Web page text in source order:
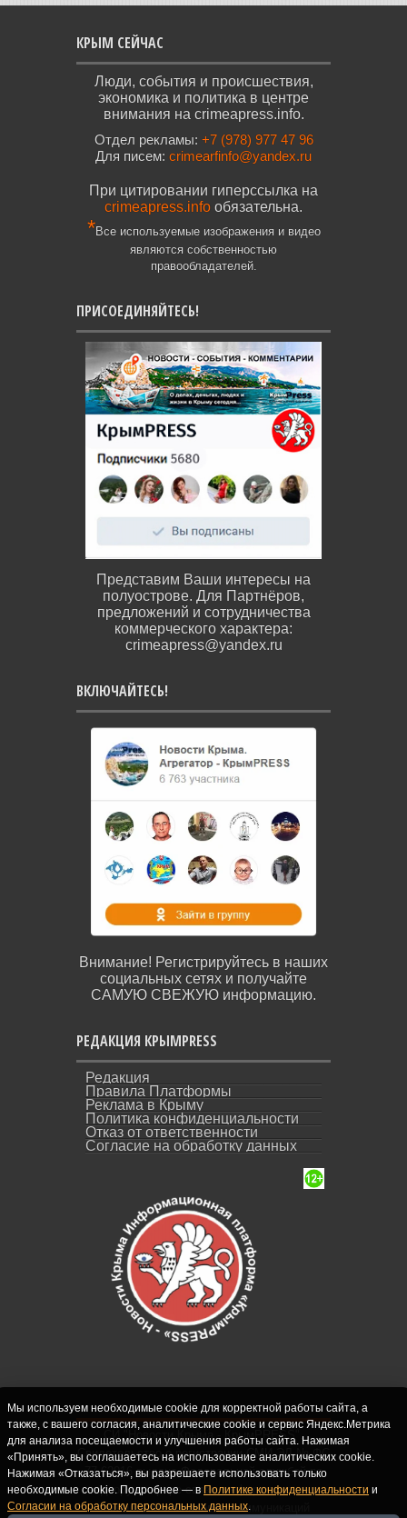
КРЫМ СЕЙЧАС
Люди, события и происшествия,
экономика и политика в центре
внимания на crimeapress.info.
Отдел рекламы: +7 (978) 977 47 96
Для писем: crimearfinfo@yandex.ru
При цитировании гиперссылка на
crimeapress.info обязательна.
*Все используемые изображения и видео
являются собственностью
правообладателей.
ПРИСОЕДИНЯЙТЕСЬ!
Представим Ваши интересы на
полуострове. Для Партнёров,
предложений и сотрудничества
коммерческого характера:
crimeapress@yandex.ru
ВКЛЮЧАЙТЕСЬ!
Внимание! Регистрируйтесь в наших
социальных сетях и получайте
САМУЮ СВЕЖУЮ информацию.
РЕДАКЦИЯ КРЫМPRESS
Редакция
Правила Платформы
Реклама в Крыму
Политика конфиденциальности
Отказ от ответственности
Согласие на обработку данных
СИ "Новости Крыма - КрымPRESS".
Свидетельство о регистрации СМИ ЭЛ № ФС
77-62916 выдано Федеральной службой по
надзору в сфере связи, информационных
технологий и массовых коммуникаций
Мы используем необходимые cookie для корректной работы сайта, а
также, с вашего согласия, аналитические cookie и сервис Яндекс.Метрика
для анализа посещаемости и улучшения работы сайта. Нажимая
«Принять», вы соглашаетесь на использование аналитических cookie.
Нажимая «Отказаться», вы разрешаете использовать только
необходимые cookie. Подробнее — в Политике конфиденциальности и
Согласии на обработку персональных данных.